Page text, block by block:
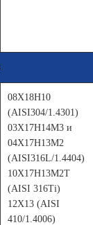
08Х18Н10
(AISI304/1.4301)
03Х17Н14М3 и
04Х17Н13М2
(AISI316L/1.4404)
10Х17Н13М2Т
(AISI 316Тi)
12Х13 (AISI
410/1.4006)